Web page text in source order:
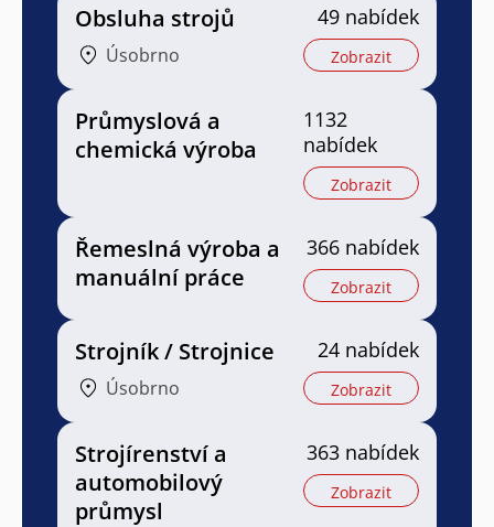
Obsluha strojů
Úsobrno
49 nabídek
Zobrazit
Průmyslová a
chemická výroba
1132
nabídek
Zobrazit
Řemeslná výroba a
manuální práce
366 nabídek
Zobrazit
Strojník / Strojnice
Úsobrno
24 nabídek
Zobrazit
Strojírenství a
automobilový
průmysl
363 nabídek
Zobrazit